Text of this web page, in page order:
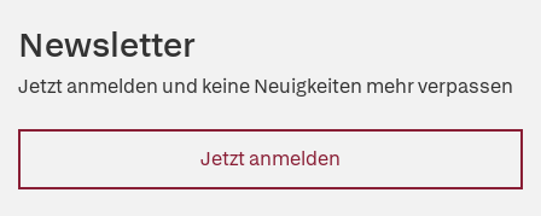
Newsletter
Jetzt anmelden und keine Neuigkeiten mehr verpassen
Jetzt anmelden